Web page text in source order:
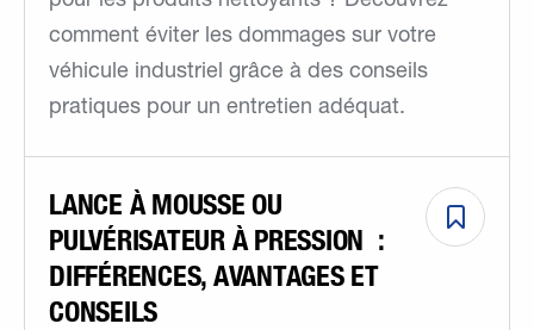
comment éviter les dommages sur votre
véhicule industriel grâce à des conseils
pratiques pour un entretien adéquat.
LANCE À MOUSSE OU
PULVÉRISATEUR À PRESSION :
DIFFÉRENCES, AVANTAGES ET
CONSEILS